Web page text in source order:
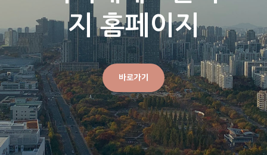
지 홈페이지
바로가기